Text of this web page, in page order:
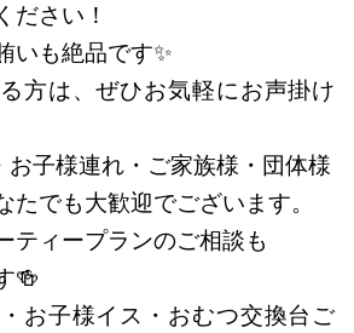
ださい！
いも絶品です✨
方は、ぜひお気軽にお声掛け
お子様連れ・ご家族様・団体様
たでも大歓迎でございます。
ティープランのご相談も
🍻
お子様イス・おむつ交換台ご